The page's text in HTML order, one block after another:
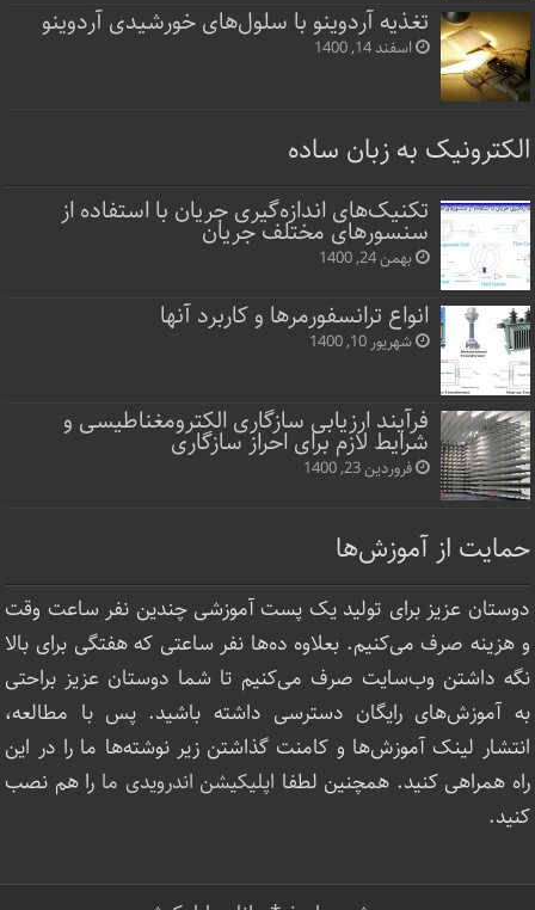
تغذیه آردوینو با سلول‌های خورشیدی آردوینو
اسفند 14, 1400
الکترونیک به زبان ساده
تکنیک‌های اندازه‌گیری جریان با استفاده از
سنسورهای مختلف جریان
بهمن 24, 1400
انواع ترانسفورمرها و کاربرد آنها
شهریور 10, 1400
فرآیند ارزیابی سازگاری الکترومغناطیسی و
شرایط لازم برای احراز سازگاری
فروردین 23, 1400
حمایت از آموزش‌ها
دوستان عزیز برای تولید یک پست آموزشی چندین نفر ساعت‌ وقت
و هزینه صرف می‌کنیم. بعلاوه ده‌ها نفر ساعتی که هفتگی برای بالا
نگه داشتن وب‌سایت صرف ‌می‌کنیم تا شما دوستان عزیز براحتی
به آموزش‌های رایگان دسترسی داشته باشید. پس با مطالعه،
انتشار لینک‌ آموزش‌ها و کامنت گذاشتن زیر نوشته‌‌ها ما را در این
راه همراهی کنید. همچنین لطفا اپلیکیشن اندرویدی ما را هم نصب
کنید.